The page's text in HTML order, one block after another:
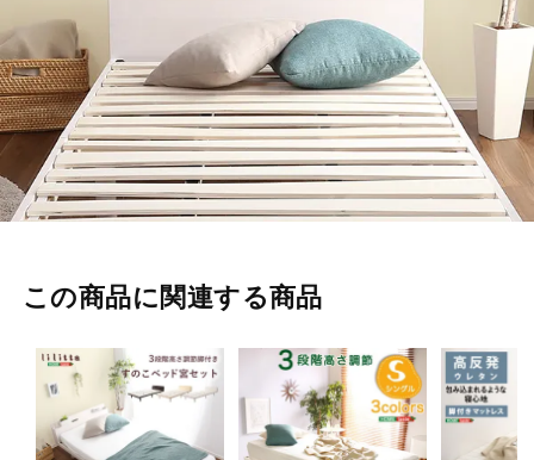
この商品に関連する商品